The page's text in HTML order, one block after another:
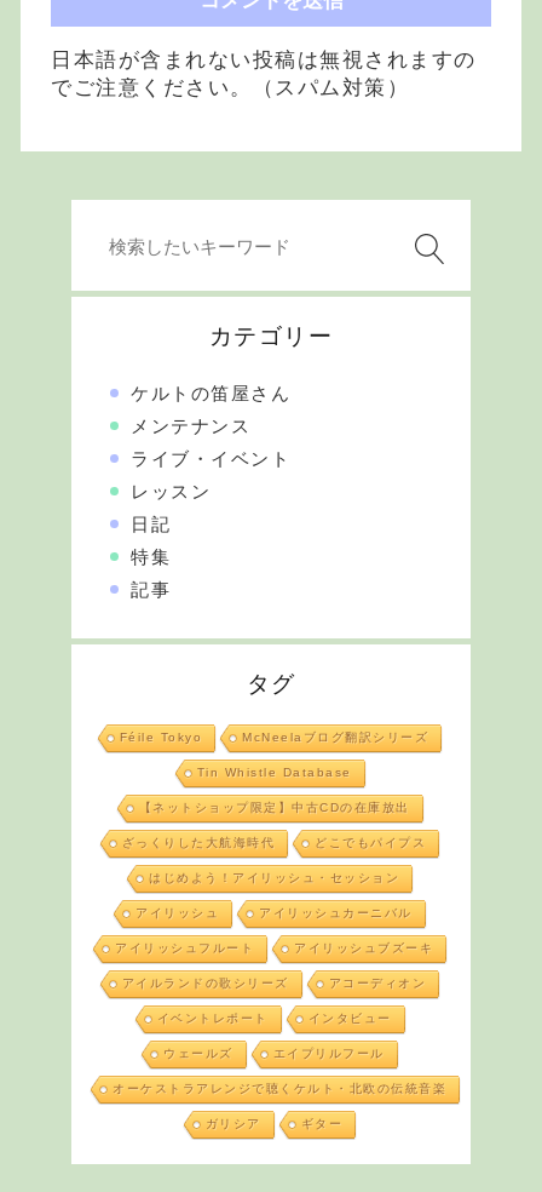
日本語が含まれない投稿は無視されますの
でご注意ください。（スパム対策）
カテゴリー
ケルトの笛屋さん
メンテナンス
ライブ・イベント
レッスン
日記
特集
記事
タグ
Féile Tokyo McNeelaブログ翻訳シリーズ
Tin Whistle Database
【ネットショップ限定】中古CDの在庫放出
ざっくりした大航海時代 どこでもパイプス
はじめよう！アイリッシュ・セッション
アイリッシュ アイリッシュカーニバル
アイリッシュフルート アイリッシュブズーキ
アイルランドの歌シリーズ アコーディオン
イベントレポート インタビュー
ウェールズ エイプリルフール
オーケストラアレンジで聴くケルト・北欧の伝統音楽
ガリシア ギター